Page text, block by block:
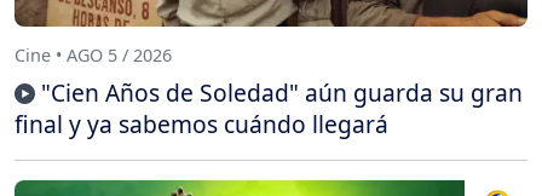
Cine • AGO 5 / 2026
"Cien Años de Soledad" aún guarda su gran
final y ya sabemos cuándo llegará